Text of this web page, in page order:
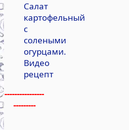
Салат
картофельный
с
солеными
огурцами.
Видео
рецепт
----------------
---------